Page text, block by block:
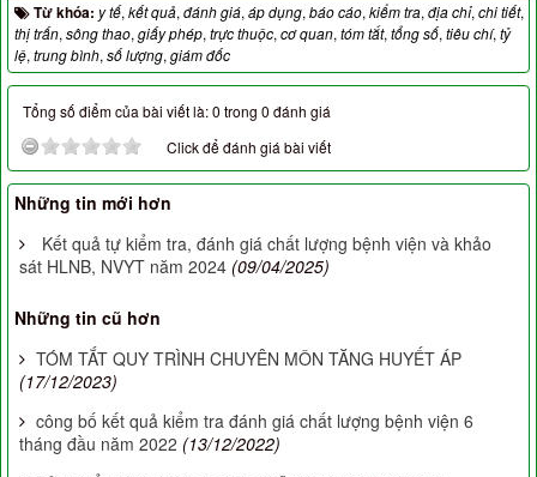
Từ khóa: y tế, kết quả, đánh giá, áp dụng, báo cáo, kiểm tra, địa chỉ, chi tiết,
thị trấn, sông thao, giấy phép, trực thuộc, cơ quan, tóm tắt, tổng số, tiêu chí, tỷ
lệ, trung bình, số lượng, giám đốc
Tổng số điểm của bài viết là: 0 trong 0 đánh giá
Click để đánh giá bài viết
Những tin mới hơn
Kết quả tự kiểm tra, đánh giá chất lượng bệnh viện và khảo
sát HLNB, NVYT năm 2024 (09/04/2025)
Những tin cũ hơn
TÓM TẮT QUY TRÌNH CHUYÊN MÔN TĂNG HUYẾT ÁP
(17/12/2023)
công bố kết quả kiểm tra đánh giá chất lượng bệnh viện 6
tháng đầu năm 2022 (13/12/2022)